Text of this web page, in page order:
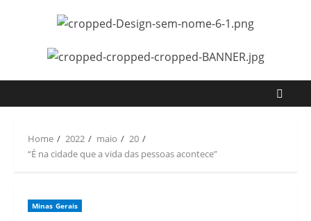
Home 2022 maio
20
“É na cidade que a vida das pessoas acontece”
Minas Gerais